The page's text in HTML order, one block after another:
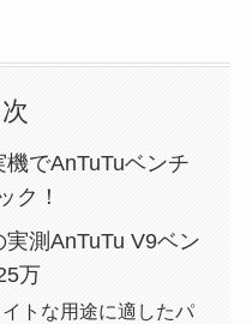
機でAnTuTuベンチ
ク！
実測AnTuTu V9ベン
万
トな用途に適したパ